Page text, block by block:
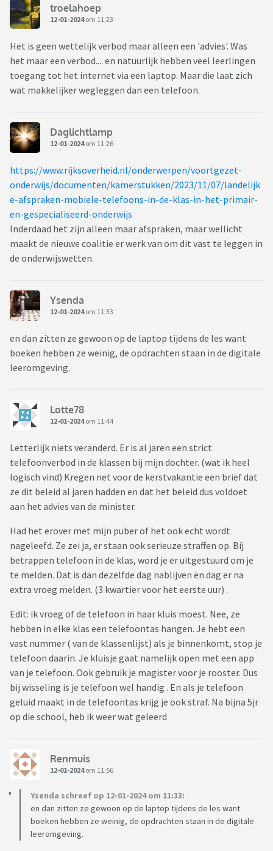
troelahoep
12-01-2024om 11:23
Het is geen wettelijk verbod maar alleen een 'advies'. Was
het maar een verbod.... en natuurlijk hebben veel leerlingen
toegang tot het internet via een laptop. Maar die laat zich
wat makkelijker wegleggen dan een telefoon.
Daglichtlamp
12-01-2024om 11:26
https://www.rijksoverheid.nl/onderwerpen/voortgezet-
onderwijs/documenten/kamerstukken/2023/11/07/landelijk
e-afspraken-mobiele-telefoons-in-de-klas-in-het-primair-
en-gespecialiseerd-onderwijs
Inderdaad het zijn alleen maar afspraken, maar wellicht
maakt de nieuwe coalitie er werk van om dit vast te leggen in
de onderwijswetten.
Ysenda
12-01-2024om 11:33
en dan zitten ze gewoon op de laptop tijdens de les want
boeken hebben ze weinig, de opdrachten staan in de digitale
leeromgeving.
Lotte78
12-01-2024om 11:44
Letterlijk niets veranderd. Er is al jaren een strict
telefoonverbod in de klassen bij mijn dochter. (wat ik heel
logisch vind) Kregen net voor de kerstvakantie een brief dat
ze dit beleid al jaren hadden en dat het beleid dus voldoet
aan het advies van de minister.
Had het erover met mijn puber of het ook echt wordt
nageleefd. Ze zei ja, er staan ook serieuze straffen op. Bij
betrappen telefoon in de klas, word je er uitgestuurd om je
te melden. Dat is dan dezelfde dag nablijven en dag er na
extra vroeg melden. (3 kwartier voor het eerste uur) .
Edit: ik vroeg of de telefoon in haar kluis moest. Nee, ze
hebben in elke klas een telefoontas hangen. Je hebt een
vast nummer ( van de klassenlijst) als je binnenkomt, stop je
telefoon daarin. Je kluisje gaat namelijk open met een app
van je telefoon. Ook gebruik je magister voor je rooster. Dus
bij wisseling is je telefoon wel handig . En als je telefoon
geluid maakt in de telefoontas krijg je ook straf. Na bijna 5jr
op die school, heb ik weer wat geleerd
Renmuis
12-01-2024om 11:56
Ysenda schreef op 12-01-2024 om 11:33:
en dan zitten ze gewoon op de laptop tijdens de les want
boeken hebben ze weinig, de opdrachten staan in de digitale
leeromgeving.